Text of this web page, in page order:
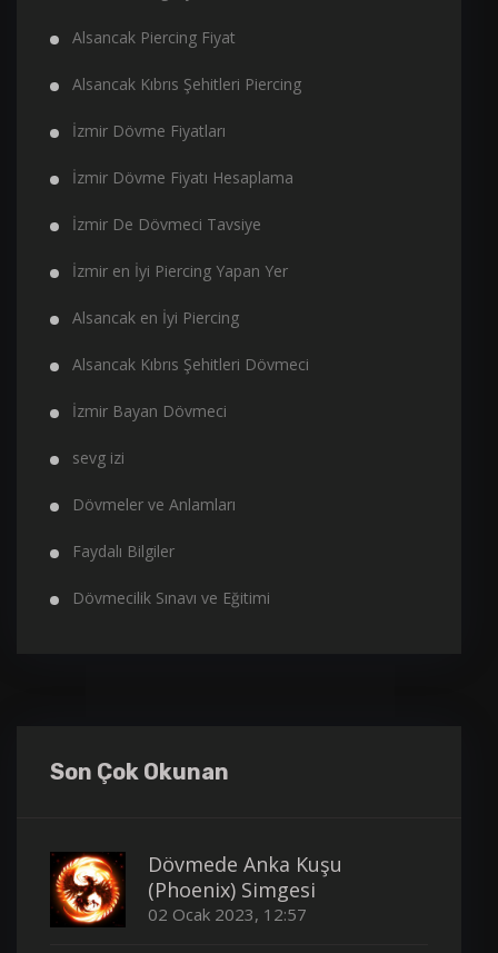
Alsancak Piercing Fiyat
Alsancak Kıbrıs Şehitleri Piercing
İzmir Dövme Fiyatları
İzmir Dövme Fiyatı Hesaplama
İzmir De Dövmeci Tavsiye
İzmir en İyi Piercing Yapan Yer
Alsancak en İyi Piercing
Alsancak Kıbrıs Şehitleri Dövmeci
İzmir Bayan Dövmeci
sevg izi
Dövmeler ve Anlamları
Faydalı Bilgiler
Dövmecilik Sınavı ve Eğitimi
Son Çok Okunan
Dövmede Anka Kuşu
(Phoenix) Simgesi
02 Ocak 2023, 12:57